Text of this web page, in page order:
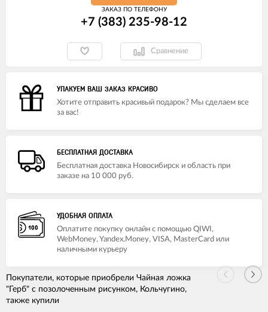
ЗАКАЗ ПО ТЕЛЕФОНУ
+7 (383) 235-98-12
Сравнение
УПАКУЕМ ВАШ ЗАКАЗ КРАСИВО
Хотите отправить красивый подарок? Мы сделаем все
за вас!
БЕСПЛАТНАЯ ДОСТАВКА
Бесплатная доставка Новосибирск и область при
заказе на 10 000 руб.
УДОБНАЯ ОПЛАТА
Оплатите покупку онлайн с помощью QIWI,
WebMoney, Yandex.Money, VISA, MasterCard или
наличными курьеру
Покупатели, которые приобрели Чайная ложка
"Герб" с позолоченным рисунком, Кольчугино,
также купили